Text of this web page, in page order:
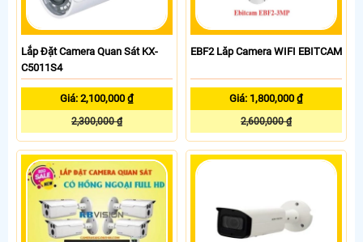
Lắp Đặt Camera Quan Sát KX-
C5011S4
Giá: 2,100,000 ₫
2,300,000 ₫
EBF2 Lăp Camera WIFI EBITCAM
Giá: 1,800,000 ₫
2,600,000 ₫